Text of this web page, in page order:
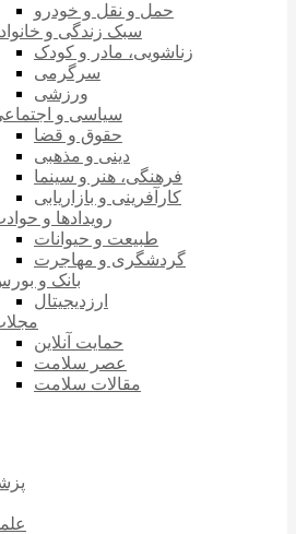
حمل و نقل و خودرو
سبک زندگی و
زناشویی، مادر و کودک
سرگرمی
ورزشی
سیاسی و
حقوق و قضا
دینی و مذهبی
فرهنگی، هنر و سینما
کارآفرینی و بازاریابی
رویدادها و
طبیعت و حیوانات
گردشگری و مهاجرت
بانک و
ارزدیجیتال
حمایت آنلاین
عصر سلامت
مقالات سلامت